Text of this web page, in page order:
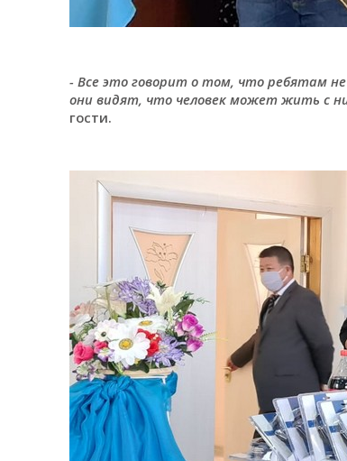
- Все это говорит о том, что ребятам
они видят, что человек может жить с
гости.